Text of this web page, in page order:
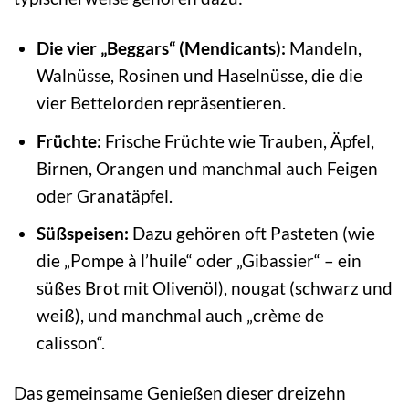
Die vier „Beggars“ (Mendicants): Mandeln,
Walnüsse, Rosinen und Haselnüsse, die die
vier Bettelorden repräsentieren.
Früchte: Frische Früchte wie Trauben, Äpfel,
Birnen, Orangen und manchmal auch Feigen
oder Granatäpfel.
Süßspeisen: Dazu gehören oft Pasteten (wie
die „Pompe à l’huile“ oder „Gibassier“ – ein
süßes Brot mit Olivenöl), nougat (schwarz und
weiß), und manchmal auch „crème de
calisson“.
Das gemeinsame Genießen dieser dreizehn